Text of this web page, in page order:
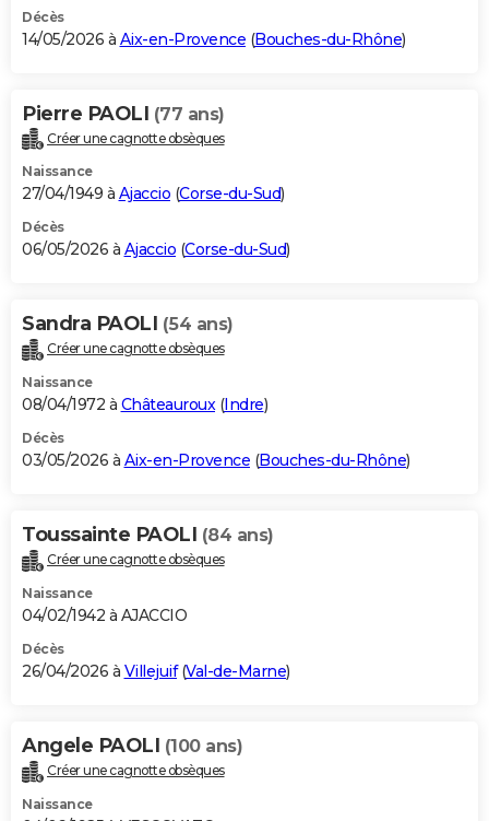
Décès
14/05/2026 à Aix-en-Provence (Bouches-du-Rhône)
Pierre PAOLI (77 ans)
Créer une cagnotte obsèques
Naissance
27/04/1949 à Ajaccio (Corse-du-Sud)
Décès
06/05/2026 à Ajaccio (Corse-du-Sud)
Sandra PAOLI (54 ans)
Créer une cagnotte obsèques
Naissance
08/04/1972 à Châteauroux(Indre)
Décès
03/05/2026 à Aix-en-Provence (Bouches-du-Rhône)
Toussainte PAOLI (84 ans)
Créer une cagnotte obsèques
Naissance
04/02/1942 à AJACCIO
Décès
26/04/2026 à Villejuif(Val-de-Marne)
Angele PAOLI (100 ans)
Créer une cagnotte obsèques
Naissance